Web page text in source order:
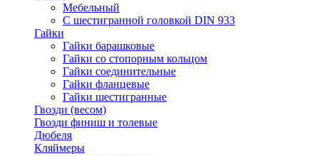
Мебельный
С шестигранной головкой DIN 933
Гайки
Гайки барашковые
Гайки со стопорным кольцом
Гайки соединительные
Гайки фланцевые
Гайки шестигранные
Гвозди (весом)
Гвозди финиш и толевые
Дюбеля
Кляймеры